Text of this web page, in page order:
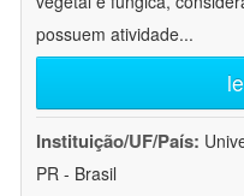
possuem atividade...
Instituição/UF/País:
PR - Brasil